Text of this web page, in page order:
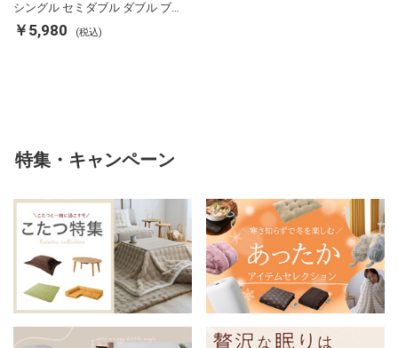
シングル セミダブル ダブル ブ
ランケット 掛け布団カバー フラ
ンネル 保温 蓄熱 吸湿 発熱 断熱
￥5,980 (税込)
特集・キャンペーン